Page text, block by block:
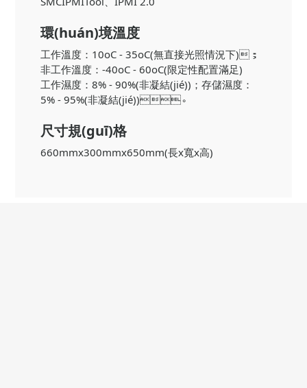
環(huán)境溫度
工作溫度：10oC - 35oC(無直接光照情況下)；
非工作溫度：-40oC - 60oC(限定性配置滿足)
工作濕度：8% - 90%(非凝結(jié))；存儲濕度：
5% - 95%(非凝結(jié))。
尺寸規(guī)格
660mmx300mmx650mm(長x寬x高)